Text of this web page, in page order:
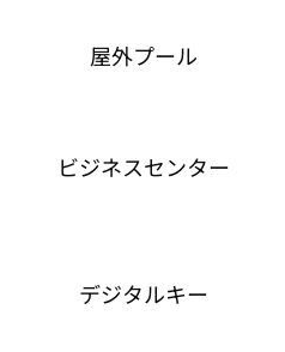
屋外プール
ビジネスセンター
デジタルキー